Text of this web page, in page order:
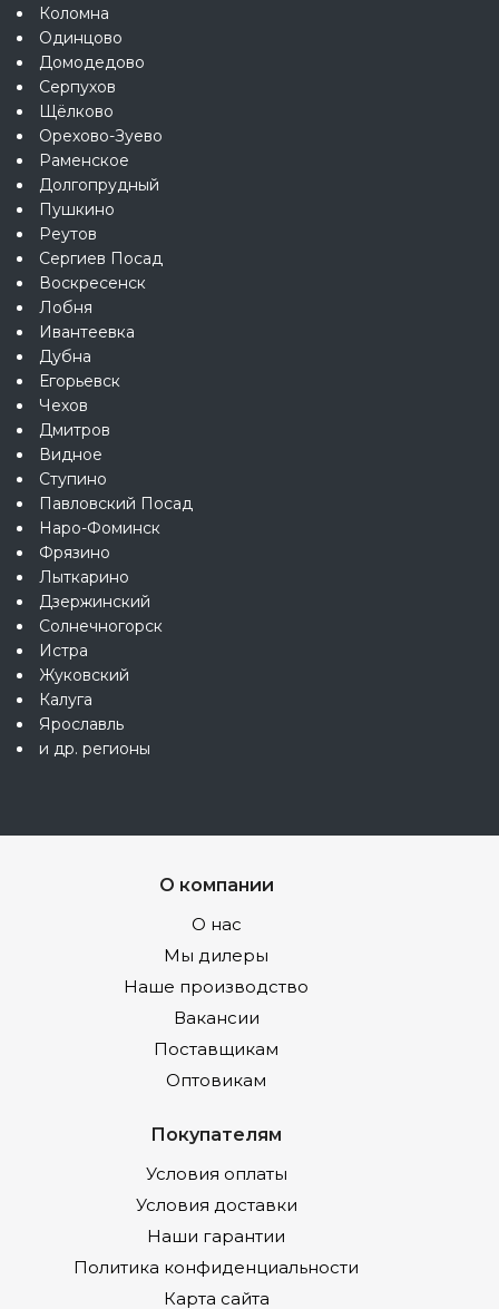
Коломна
Одинцово
Домодедово
Серпухов
Щёлково
Орехово-Зуево
Раменское
Долгопрудный
Пушкино
Реутов
Сергиев Посад
Воскресенск
Лобня
Ивантеевка
Дубна
Егорьевск
Чехов
Дмитров
Видное
Ступино
Павловский Посад
Наро-Фоминск
Фрязино
Лыткарино
Дзержинский
Солнечногорск
Истра
Жуковский
Калуга
Ярославль
и др. регионы
О компании
О нас
Мы дилеры
Наше производство
Вакансии
Поставщикам
Оптовикам
Покупателям
Условия оплаты
Условия доставки
Наши гарантии
Политика конфиденциальности
Карта сайта